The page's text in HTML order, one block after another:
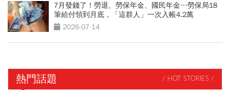
7月發錢了！勞退、勞保年金、國民年金…勞保局18
筆給付領到月底，「這群人」一次入帳4.2萬
2026-07-14
熱門話題 / HOT STORIES /